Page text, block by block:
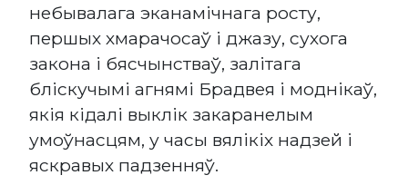
небывалага эканамічнага росту,
першых хмарачосаў і джазу, сухога
закона і бясчынстваў, залітага
бліскучымі агнямі Брадвея і моднікаў,
якія кідалі выклік закаранелым
умоўнасцям, у часы вялікіх надзей і
яскравых падзенняў.